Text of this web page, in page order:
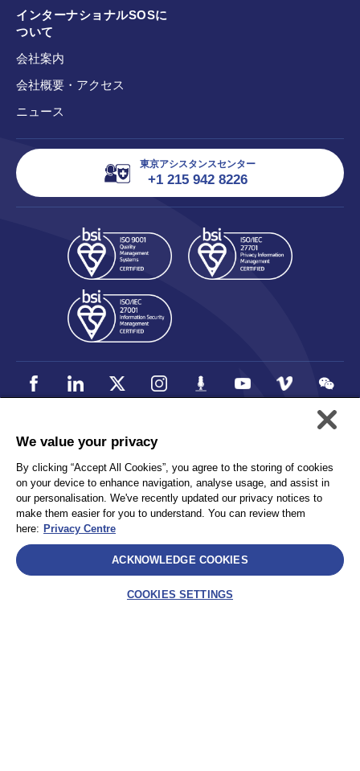
インターナショナルSOSに
ついて
会社案内
会社概要・アクセス
ニュース
東京アシスタンスセンター
+1 215 942 8226
個人情報保護方針
Privacy
Terms and Conditions
サイトマップ
Select
AEA International Holdings. Pte. Ltd and each of its affiliates are
We value your privacy
By clicking “Accept All Cookies”, you agree to the storing of cookies
on your device to enhance navigation, analyse usage, and assist in
our personalisation. We've recently updated our privacy notices to
make them easier for you to understand. You can review them
here: Privacy Centre
ACKNOWLEDGE COOKIES
COOKIES SETTINGS